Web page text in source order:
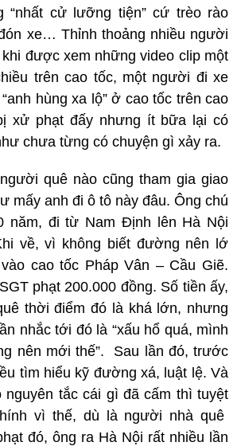
“nhất cử lưỡng tiện” cứ trèo rào
xe… Thỉnh thoảng nhiều người
khi được xem những video clip một
trên cao tốc, một người đi xe
hùng xa lộ” ở cao tốc trên cao
xử phạt đấy nhưng ít bữa lại có
chưa từng có chuyện gì xảy ra.
quê nào cũng tham gia giao
mấy anh đi ô tô này đâu. Ông chú
năm, đi từ Nam Định lên Hà Nội
về, vì không biết đường nên lớ
cao tốc Pháp Vân – Cầu Giẽ.
phạt 200.000 đồng. Số tiền ấy,
thời điểm đó là khá lớn, nhưng
nhắc tới đó là “xấu hổ quá, mình
nên mới thế”. Sau lần đó, trước
tìm hiểu kỹ đường xá, luật lệ. Và
nguyên tắc cái gì đã cấm thì tuyệt
vì thế, dù là người nhà quê
đó, ông ra Hà Nội rất nhiều lần